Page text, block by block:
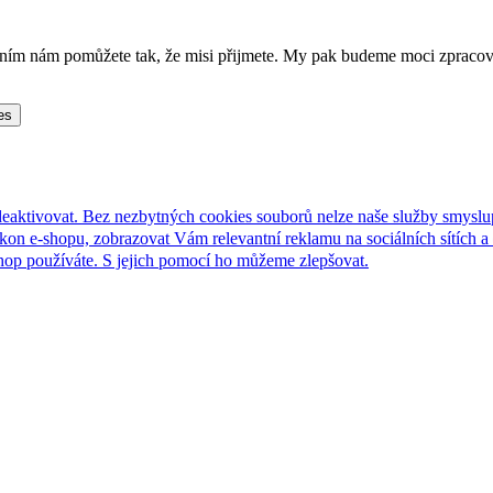
nám pomůžete tak, že misi přijmete. My pak budeme moci
Bez nezbytných cookies souborů nelze naše služby
e-shopu, zobrazovat Vám relevantní reklamu na sociálních sítích
používáte. S jejich pomocí ho můžeme zlepšovat.